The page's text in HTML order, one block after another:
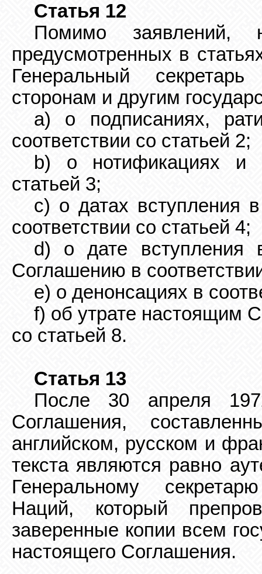
Статья 12
Помимо заявлений,
предусмотренных в
Генеральный
сторонам и другим
а) о подписаниях,
соответствии со статьей 2;
b) о нотификациях и
статьей 3;
с) о датах вступления
соответствии со статьей 4;
d) о дате вступления
Соглашению в
е) о денонсациях в
f) об утрате настоящим
со статьей 8.
Статья 13
После 30 апреля
Соглашения,
английском, русском и
текста являются равно
Генеральному секретарю
Наций, который
заверенные копии всем
настоящего Соглашения.